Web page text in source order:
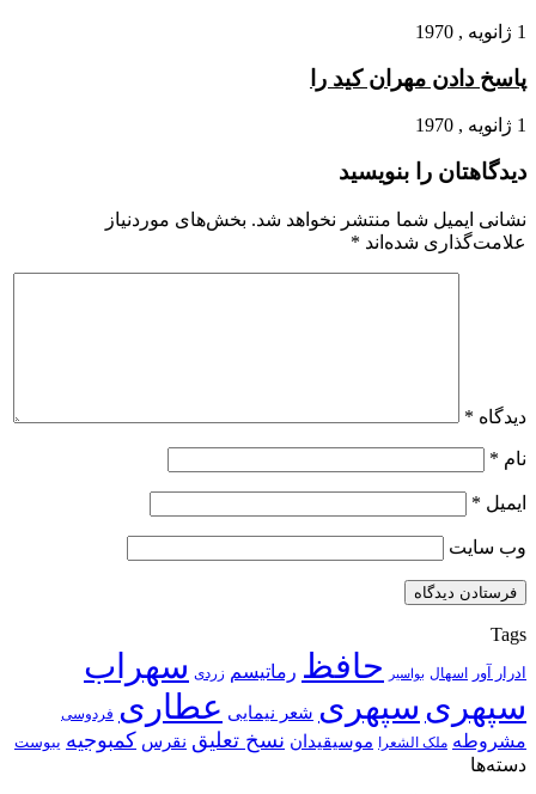
1 ژانویه , 1970
پاسخ دادن مهران کید را
1 ژانویه , 1970
دیدگاهتان را بنویسید
نشانی ایمیل شما منتشر نخواهد شد. بخش‌های موردنیاز
علامت‌گذاری شده‌اند *
دیدگاه *
نام *
ایمیل *
وب‌ سایت
Tags
ادرار آور اسهال بواسیر حافظ رماتیسم زردی سهراب
سپهری سپهری شعر نیمایی عطاری فردوسی
مشروطه ملک الشعرا موسیقیدان نسخ تعلیق نقرس کمبوجیه یبوست
دسته‌ها